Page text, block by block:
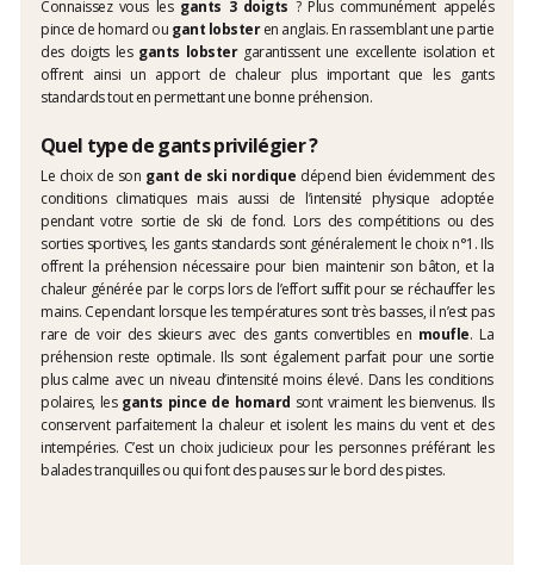
Connaissez vous les gants 3 doigts ? Plus communément appelés
pince de homard ou gant lobsteren anglais. En rassemblant une partie
des doigts les gants lobstergarantissent une excellente isolation et
offrent ainsi un apport de chaleur plus important que les gants
standards tout en permettant une bonne préhension.
Quel type de gants privilégier ?
Le choix de son gant de ski nordique dépend bien évidemment des
conditions climatiques mais aussi de l’intensité physique adoptée
pendant votre sortie de ski de fond. Lors des compétitions ou des
sorties sportives, les gants standards sont généralement le choix n°1. Ils
offrent la préhension nécessaire pour bien maintenir son bâton, et la
chaleur générée par le corps lors de l’effort suffit pour se réchauffer les
mains. Cependant lorsque les températures sont très basses, il n’est pas
rare de voir des skieurs avec des gants convertibles en moufle. La
préhension reste optimale. Ils sont également parfait pour une sortie
plus calme avec un niveau d’intensité moins élevé. Dans les conditions
polaires, les gants pince de homard sont vraiment les bienvenus. Ils
conservent parfaitement la chaleur et isolent les mains du vent et des
intempéries. C’est un choix judicieux pour les personnes préférant les
balades tranquilles ou qui font des pauses sur le bord des pistes.